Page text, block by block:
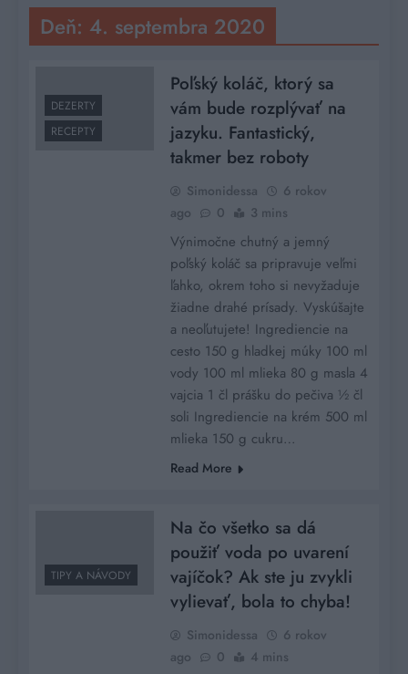
Deň: 4. septembra 2020
DEZERTY
RECEPTY
Poľský koláč, ktorý sa
vám bude rozplývať na
jazyku. Fantastický,
takmer bez roboty
Simonidessa
6 rokov
ago
0 3 mins
Výnimočne chutný a jemný
poľský koláč sa pripravuje veľmi
ľahko, okrem toho si nevyžaduje
žiadne drahé prísady. Vyskúšajte
a neoľutujete! Ingrediencie na
cesto 150 g hladkej múky 100 ml
vody 100 ml mlieka 80 g masla 4
vajcia 1 čl prášku do pečiva ½ čl
soli Ingrediencie na krém 500 ml
mlieka 150 g cukru…
Read More
TIPY A NÁVODY
Na čo všetko sa dá
použiť voda po uvarení
vajíčok? Ak ste ju zvykli
vylievať, bola to chyba!
Simonidessa
6 rokov
ago
0 4 mins